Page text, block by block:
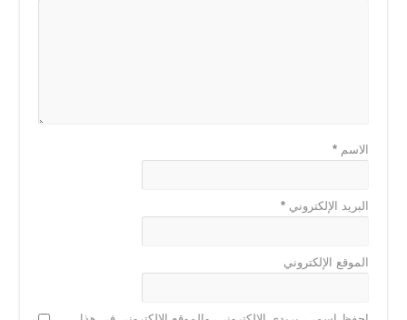
الاسم*
البريد الإلكتروني*
الموقع الإلكتروني